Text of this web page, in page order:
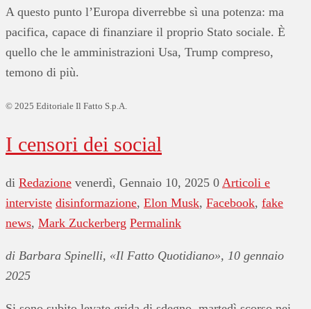
A questo punto l’Europa diverrebbe sì una potenza: ma
pacifica, capace di finanziare il proprio Stato sociale. È
quello che le amministrazioni Usa, Trump compreso,
temono di più.
© 2025 Editoriale Il Fatto S.p.A.
I censori dei social
di Redazione venerdì, Gennaio 10, 2025 0 Articoli e
interviste disinformazione, Elon Musk, Facebook, fake
news, Mark Zuckerberg Permalink
di Barbara Spinelli, «Il Fatto Quotidiano», 10 gennaio
2025